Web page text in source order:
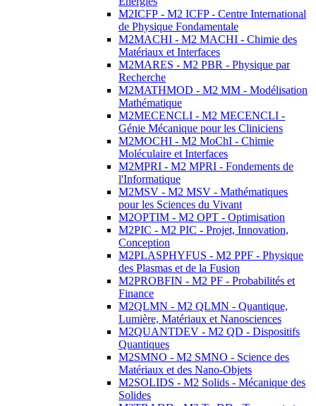
M2ICFP - M2 ICFP - Centre International
de Physique Fondamentale
M2MACHI - M2 MACHI - Chimie des
Matériaux et Interfaces
M2MARES - M2 PBR - Physique par
Recherche
M2MATHMOD - M2 MM - Modélisation
Mathématique
M2MECENCLI - M2 MECENCLI -
Génie Mécanique pour les Cliniciens
M2MOCHI - M2 MoChI - Chimie
Moléculaire et Interfaces
M2MPRI - M2 MPRI - Fondements de
l'Informatique
M2MSV - M2 MSV - Mathématiques
pour les Sciences du Vivant
M2OPTIM - M2 OPT - Optimisation
M2PIC - M2 PIC - Projet, Innovation,
Conception
M2PLASPHYFUS - M2 PPF - Physique
des Plasmas et de la Fusion
M2PROBFIN - M2 PF - Probabilités et
Finance
M2QLMN - M2 QLMN - Quantique,
Lumière, Matériaux et Nanosciences
M2QUANTDEV - M2 QD - Dispositifs
Quantiques
M2SMNO - M2 SMNO - Science des
Matériaux et des Nano-Objets
M2SOLIDS - M2 Solids - Mécanique des
Solides